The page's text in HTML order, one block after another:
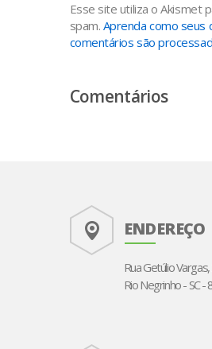
Esse site utiliza o Akismet
spam. Aprenda como seus
comentários são
Comentários
ENDEREÇO
Rua Getúlio
Rio Negrinho - SC